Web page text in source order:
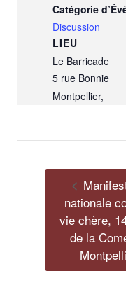
Catégorie
Discussion
LIEU
Le Barricade
5 rue Bonnie
Montpellier,
nationale
vie chère,
de la